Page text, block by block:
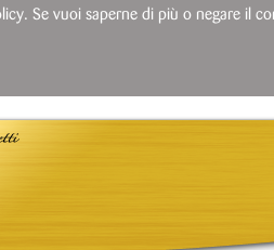
Se vuoi saperne di più o negare il